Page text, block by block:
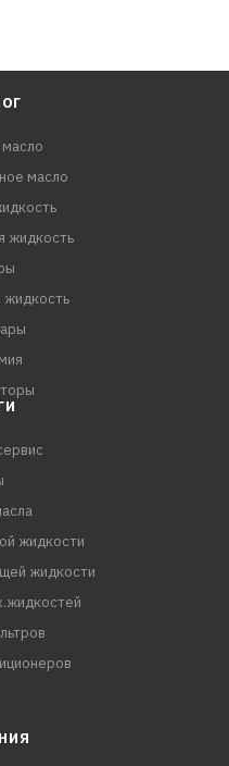
масло
жидкость
жидкости
жидкости